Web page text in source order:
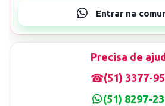
Precisa de
☎(51) 3377-
(51) 8297-